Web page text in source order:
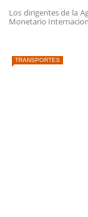
Los dirigentes de la
Monetario
TRANSPORTES